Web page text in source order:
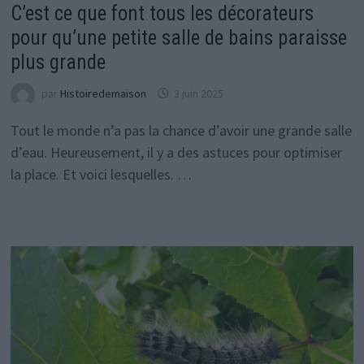
C’est ce que font tous les décorateurs
pour qu’une petite salle de bains paraisse
plus grande
par Histoiredemaison 3 juin 2025
Tout le monde n’a pas la chance d’avoir une grande salle
d’eau. Heureusement, il y a des astuces pour optimiser
la place. Et voici lesquelles. …